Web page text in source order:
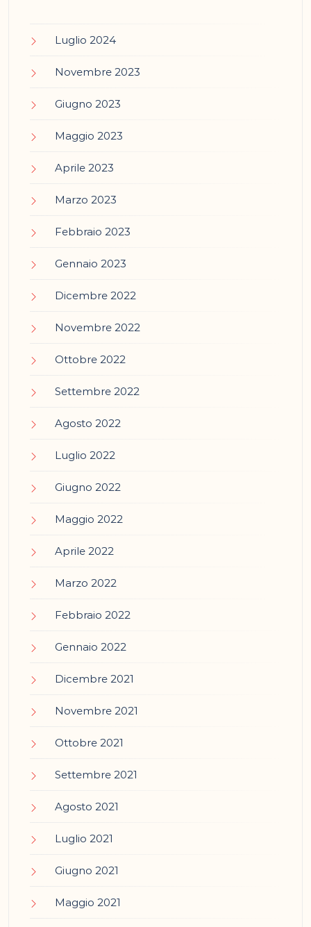
Luglio 2024
Novembre 2023
Giugno 2023
Maggio 2023
Aprile 2023
Marzo 2023
Febbraio 2023
Gennaio 2023
Dicembre 2022
Novembre 2022
Ottobre 2022
Settembre 2022
Agosto 2022
Luglio 2022
Giugno 2022
Maggio 2022
Aprile 2022
Marzo 2022
Febbraio 2022
Gennaio 2022
Dicembre 2021
Novembre 2021
Ottobre 2021
Settembre 2021
Agosto 2021
Luglio 2021
Giugno 2021
Maggio 2021